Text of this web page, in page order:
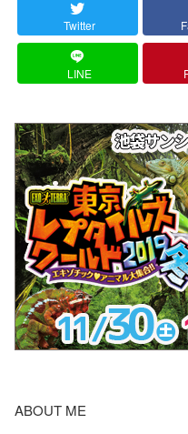
Twitter
LINE
ABOUT ME